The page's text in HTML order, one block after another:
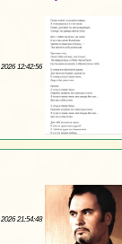
12:42:56
21:54:48